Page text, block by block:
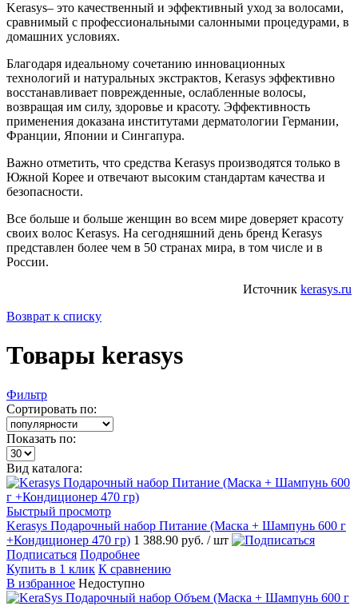
Kerasys– это качественный и эффективный уход за волосами,
сравнимый с профессиональными салонными процедурами, в
домашних условиях.
Благодаря идеальному сочетанию инновационных
технологий и натуральных экстрактов, Kerasys эффективно
восстанавливает поврежденные, ослабленные волосы,
возвращая им силу, здоровье и красоту. Эффективность
применения доказана институтами дерматологии Германии,
Франции, Японии и Сингапура.
Важно отметить, что средства Kerasys производятся только в
Южной Корее и отвечают высоким стандартам качества и
безопасности.
Все больше и больше женщин во всем мире доверяет красоту
своих волос Kerasys. На сегодняшний день бренд Kerasys
представлен более чем в 50 странах мира, в том числе и в
России.
Источник kerasys.ru
Возврат к списку
Товары kerasys
Фильтр
Сортировать по:
Показать по:
Вид каталога:
Быстрый просмотр
Kerasys Подарочный набор Питание (Маска + Шампунь 600 г
+Кондиционер 470 гр) 1 388.90 руб. / шт
Подписаться Подробнее
Купить в 1 клик К сравнению
В избранное Недоступно